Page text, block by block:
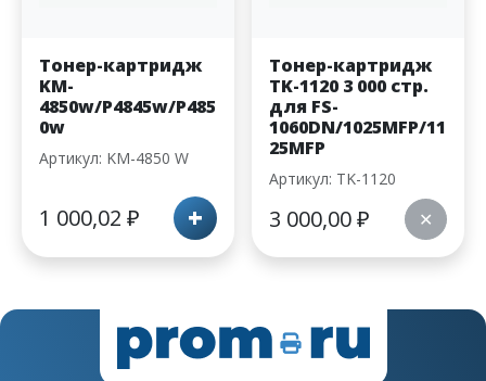
Тонер-картридж
KM-
4850w/P4845w/P485
0w
Артикул: KM-4850 W
1 000,02 ₽ +
Тонер-картридж
TK-1120 3 000 стр.
для FS-
1060DN/1025MFP/11
25MFP
Артикул: TK-1120
3 000,00₽ ✕